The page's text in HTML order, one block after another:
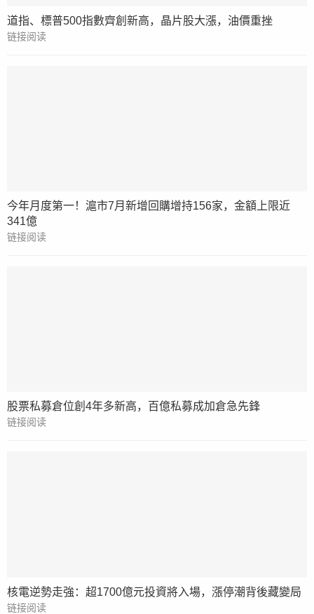
道指、標普500指數齊創新高，晶片股大漲，油價重挫
链接阅读
今年月度第一！滬市7月新增回購增持156家，金額上限近
341億
链接阅读
股票私募倉位創4年多新高，百億私募成加倉急先鋒
链接阅读
核電逆勢走強：超1700億元投資將入場，漲停潮背後藏變局
链接阅读